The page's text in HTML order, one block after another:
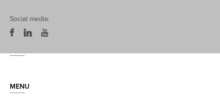
Social media:
MENU